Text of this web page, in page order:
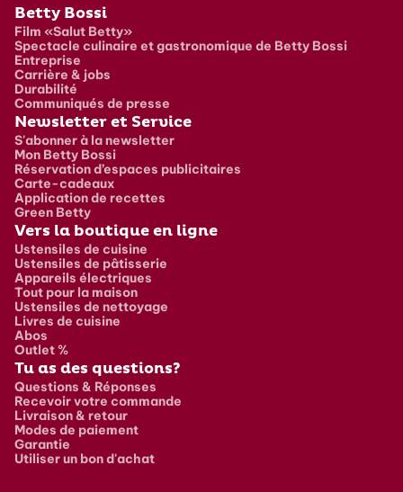
Pied de page
Betty Bossi
Film «Salut Betty»
Spectacle culinaire et gastronomique de Betty Bossi
Entreprise
Carrière & jobs
Durabilité
Communiqués de presse
Newsletter et Service
S'abonner à la newsletter
Mon Betty Bossi
Réservation d’espaces publicitaires
Carte-cadeaux
Application de recettes
Green Betty
Vers la boutique en ligne
Ustensiles de cuisine
Ustensiles de pâtisserie
Appareils électriques
Tout pour la maison
Ustensiles de nettoyage
Livres de cuisine
Abos
Outlet %
Tu as des questions?
Questions & Réponses
Recevoir votre commande
Livraison & retour
Modes de paiement
Garantie
Utiliser un bon d'achat